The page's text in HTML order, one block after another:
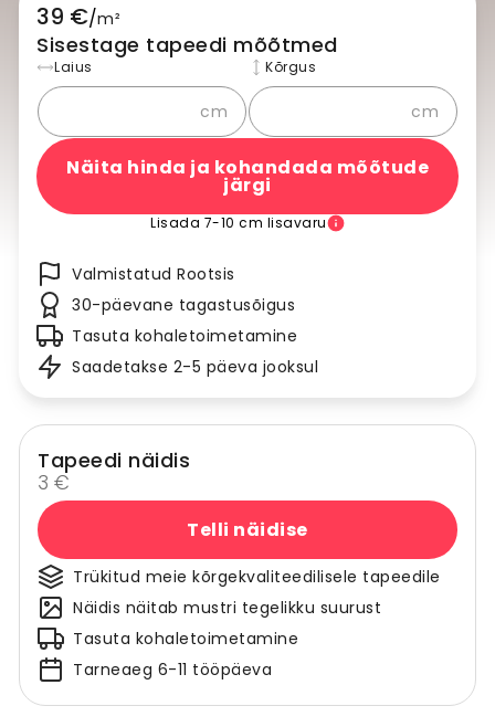
39 €/m²
Sisestage tapeedi mõõtmed
Laius
cm
Kõrgus
cm
Näita hinda ja kohandada mõõtude
järgi
Lisada 7-10 cm lisavaru
Valmistatud Rootsis
30-päevane tagastusõigus
Tasuta kohaletoimetamine
Saadetakse 2-5 päeva jooksul
Tapeedi näidis
3 €
Telli näidise
Trükitud meie kõrgekvaliteedilisele tapeedile
Näidis näitab mustri tegelikku suurust
Tasuta kohaletoimetamine
Tarneaeg 6-11 tööpäeva